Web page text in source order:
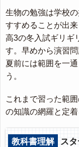
生物の勉強は学校
すすめることが出
高3の冬入試ギリギ
す。早めから演習
夏前には範囲を一
う。
これまで習った範
の知識の網羅と定着
教科書理解 ス